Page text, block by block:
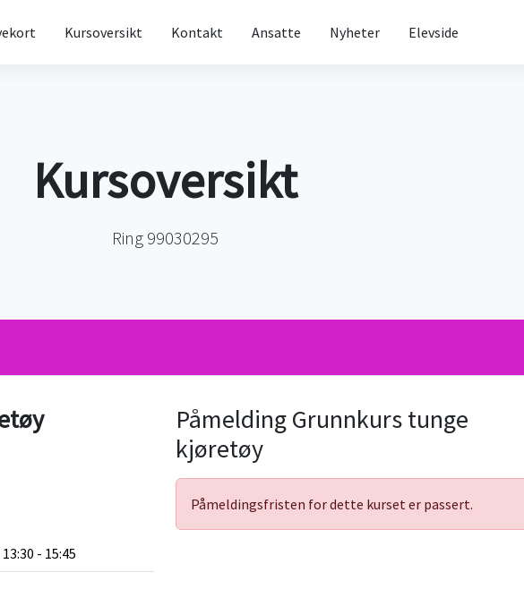
Kursoversikt Kontakt Ansatte Nyheter Elevside
Kursoversikt
Ring 99030295
Påmelding Grunnkurs tunge
kjøretøy
Påmeldingsfristen for dette kurset er passert.
- 15:45